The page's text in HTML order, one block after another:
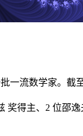
一流数学家。截
奖得主、2 位邵